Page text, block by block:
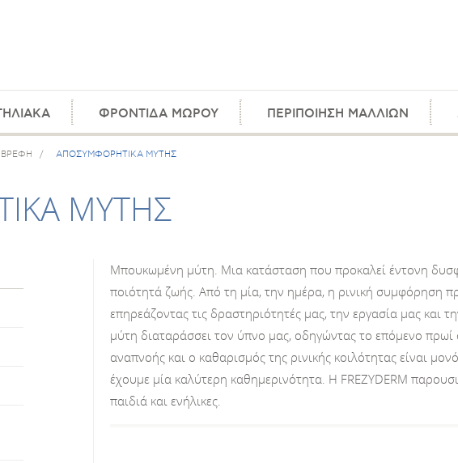
ΦΡΟΝΤΙΔΑ ΜΩΡΟΥ ΠΕΡΙΠΟΙΗΣΗ ΜΑΛΛΙΩΝ
ΒΡΕΦΗ / ΑΠΟΣΥΜΦΟΡΗΤΙΚΑ ΜΥΤΗΣ
ΜΥΤΗΣ
Μπουκωμένη μύτη. Μια κατάσταση που προκαλεί έντονη
ποιότητά ζωής. Από τη μία, την ημέρα, η ρινική συμφόρηση
επηρεάζοντας τις δραστηριότητές μας, την εργασία μας
μύτη διαταράσσει τον ύπνο μας, οδηγώντας το επόμενο
αναπνοής και ο καθαρισμός της ρινικής κοιλότητας είναι
έχουμε μία καλύτερη καθημερινότητα. Η FREZYDERM
παιδιά και ενήλικες.